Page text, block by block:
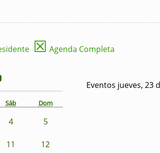
☒ Agenda Completa
Sáb Dom
4 5
11 12
Eventos jueves, 23